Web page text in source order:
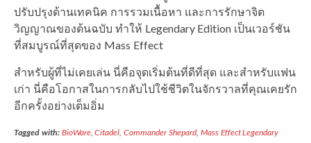
ปรับปรุงด้านเทคนิค การรวมเนื้อหา และการรักษาจิต
วิญญาณของต้นฉบับ ทำให้ Legendary Edition เป็นเวอร์ชัน
ที่สมบูรณ์ที่สุดของ Mass Effect
สำหรับผู้ที่ไม่เคยเล่น นี่คือจุดเริ่มต้นที่ดีที่สุด และสำหรับแฟน
เก่า นี่คือโอกาสในการกลับไปใช้ชีวิตในจักรวาลที่คุณเคยรัก
อีกครั้งอย่างเต็มอิ่ม
Tagged with: BioWare,Citadel,Commander Shepard, Mass Effect Legendary